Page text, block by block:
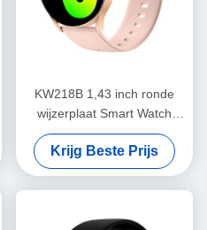
KW218B 1,43 inch ronde
wijzerplaat Smart Watch
Amoled Display Stylish
Women'S Smartwatch
Krijg Beste Prijs